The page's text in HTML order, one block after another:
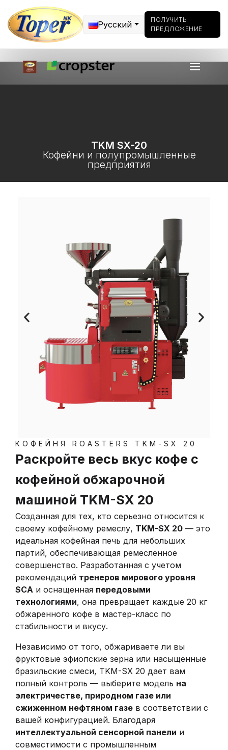
Русский
ПОЛУЧИТЬ
ПРЕДЛОЖЕНИЕ
TKM SX-20
Кофейни и полупромышленные
предприятия
КОФЕЙНЯ ROASTERS TKM-SX 20
Раскройте весь вкус кофе с
кофейной обжарочной
машиной TKM-SX 20
Созданная для тех, кто серьезно относится к
своему кофейному ремеслу, TKM-SX 20 — это
идеальная кофейная печь для небольших
партий, обеспечивающая ремесленное
совершенство. Разработанная с учетом
рекомендаций тренеров мирового уровня
SCA и оснащенная передовыми
технологиями, она превращает каждые 20 кг
обжаренного кофе в мастер-класс по
стабильности и вкусу.
Независимо от того, обжариваете ли вы
фруктовые эфиопские зерна или насыщенные
бразильские смеси, TKM-SX 20 дает вам
полный контроль — выберите модель на
электричестве, природном газе или
сжиженном нефтяном газе в соответствии с
вашей конфигурацией. Благодаря
интеллектуальной сенсорной панели и
совместимости с промышленным